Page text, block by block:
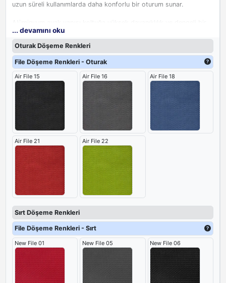
uzun süreli kullanımlarda daha konforlu bir oturum sunar.
duruş kazandırırken, sabit kol ve sabit başlık detayları günlük
kullanım için temel destek sağlar. Bel desteği ise ergonomiyi
güçlendirerek çalışma konforunu artırır.
... devamını oku
Oturak Döşeme Renkleri
File Döşeme Renkleri - Oturak
Air File 15 Air File 16 Air File 18
Air File 21 Air File 22
Sırt Döşeme Renkleri
File Döşeme Renkleri - Sırt
New File 01 New File 05 New File 06